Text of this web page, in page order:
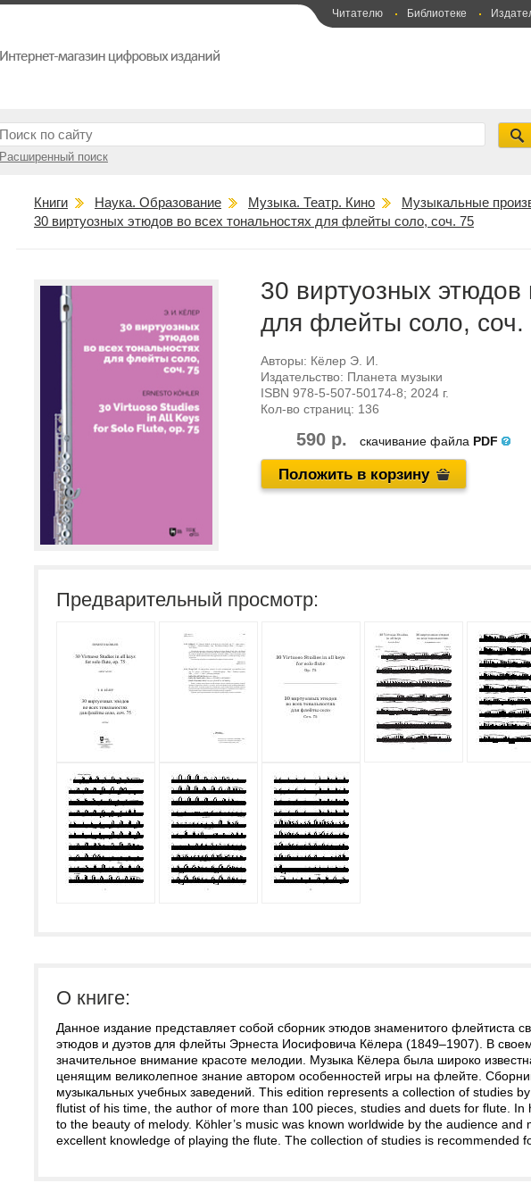
Читателю Библиотеке
Расширенный поиск
Книги Наука. Образование Музыка. Театр. Кино
Музыкальные
30 виртуозных этюдов во всех тональностях для флейты соло, соч. 75
30 виртуозных этюдов
для флейты соло, соч.
Авторы: Кёлер Э. И.
Издательство: Планета музыки
ISBN 978-5-507-50174-8; 2024 г.
Кол-во страниц: 136
590 р. скачивание файла PDF
Положить в корзину
Предварительный просмотр:
О книге:
Данное издание представляет собой сборник этюдов знаменитого флейтиста
этюдов и дуэтов для флейты Эрнеста Иосифовича Кёлера (1849–1907). В
значительное внимание красоте мелодии. Музыка Кёлера была широко
ценящим великолепное знание автором особенностей игры на флейте.
музыкальных учебных заведений. This edition represents a collection of studies
flutist of his time, the author of more than 100 pieces, studies and duets for flute.
to the beauty of melody. Köhler’s music was known worldwide by the audience and
excellent knowledge of playing the flute. The collection of studies is recommended